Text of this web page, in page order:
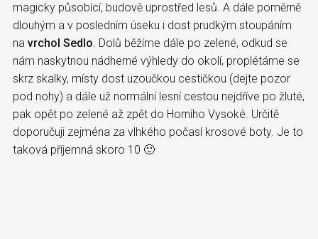
magicky působící, budově uprostřed lesů. A dále poměrně
dlouhým a v posledním úseku i dost prudkým stoupáním
na vrchol Sedlo. Dolů běžíme dále po zelené, odkud se
nám naskytnou nádherné výhledy do okolí, proplétáme se
skrz skalky, místy dost uzoučkou cestičkou (dejte pozor
pod nohy) a dále už normální lesní cestou nejdříve po žluté,
pak opět po zelené až zpět do Horního Vysoké. Určitě
doporučuji zejména za vlhkého počasí krosové boty. Je to
taková příjemná skoro 10 🙂